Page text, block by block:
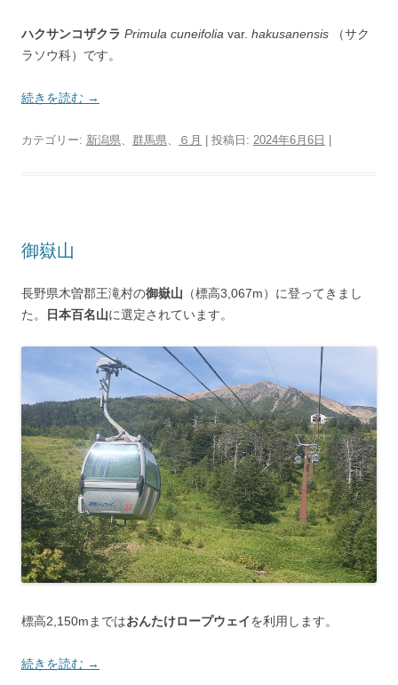
ハクサンコザクラ Primula cuneifolia var. hakusanensis （サク
ラソウ科）です。
続きを読む →
カテゴリー: 新潟県 群馬県 ６月 | 投稿日: 2024年6月6日 |
御嶽山
長野県木曽郡王滝村の御嶽山 （標高3,067m）に登ってきまし
た。
日本百名山に選定されています。
標高2,150mまではおんたけロープウェイを利用します。
続きを読む →